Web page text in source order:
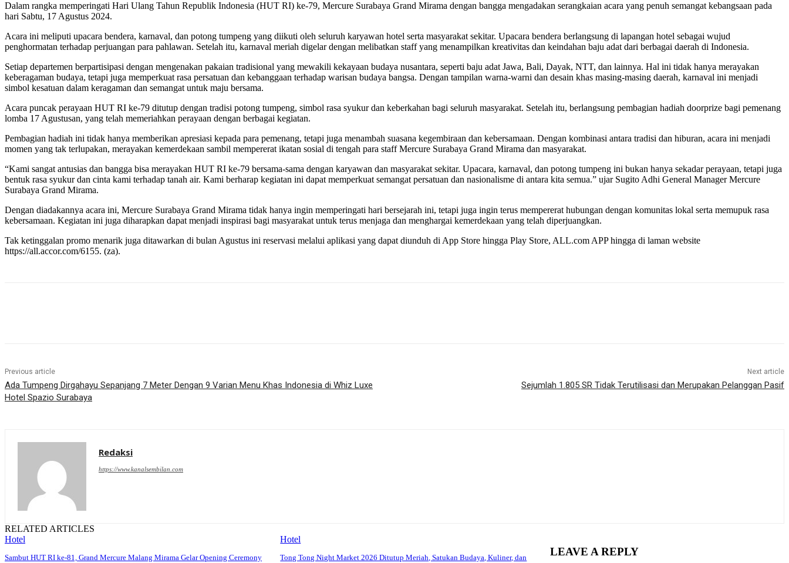
Dalam rangka memperingati Hari Ulang Tahun Republik Indonesia (HUT RI) ke-79, Mercure Surabaya Grand Mirama dengan bangga mengadakan serangkaian acara yang penuh semangat kebangsaan pada
hari Sabtu, 17 Agustus 2024.
Acara ini meliputi upacara bendera, karnaval, dan potong tumpeng yang diikuti oleh seluruh karyawan hotel serta masyarakat sekitar. Upacara bendera berlangsung di lapangan hotel sebagai wujud
penghormatan terhadap perjuangan para pahlawan. Setelah itu, karnaval meriah digelar dengan melibatkan staff yang menampilkan kreativitas dan keindahan baju adat dari berbagai daerah di Indonesia.
Setiap departemen berpartisipasi dengan mengenakan pakaian tradisional yang mewakili kekayaan budaya nusantara, seperti baju adat Jawa, Bali, Dayak, NTT, dan lainnya. Hal ini tidak hanya merayakan
keberagaman budaya, tetapi juga memperkuat rasa persatuan dan kebanggaan terhadap warisan budaya bangsa. Dengan tampilan warna-warni dan desain khas masing-masing daerah, karnaval ini menjadi
simbol kesatuan dalam keragaman dan semangat untuk maju bersama.
Acara puncak perayaan HUT RI ke-79 ditutup dengan tradisi potong tumpeng, simbol rasa syukur dan keberkahan bagi seluruh masyarakat. Setelah itu, berlangsung pembagian hadiah doorprize bagi pemenang
lomba 17 Agustusan, yang telah memeriahkan perayaan dengan berbagai kegiatan.
Pembagian hadiah ini tidak hanya memberikan apresiasi kepada para pemenang, tetapi juga menambah suasana kegembiraan dan kebersamaan. Dengan kombinasi antara tradisi dan hiburan, acara ini menjadi
momen yang tak terlupakan, merayakan kemerdekaan sambil mempererat ikatan sosial di tengah para staff Mercure Surabaya Grand Mirama dan masyarakat.
“Kami sangat antusias dan bangga bisa merayakan HUT RI ke-79 bersama-sama dengan karyawan dan masyarakat sekitar. Upacara, karnaval, dan potong tumpeng ini bukan hanya sekadar perayaan, tetapi juga
bentuk rasa syukur dan cinta kami terhadap tanah air. Kami berharap kegiatan ini dapat memperkuat semangat persatuan dan nasionalisme di antara kita semua.” ujar Sugito Adhi General Manager Mercure
Surabaya Grand Mirama.
Dengan diadakannya acara ini, Mercure Surabaya Grand Mirama tidak hanya ingin memperingati hari bersejarah ini, tetapi juga ingin terus mempererat hubungan dengan komunitas lokal serta memupuk rasa
kebersamaan. Kegiatan ini juga diharapkan dapat menjadi inspirasi bagi masyarakat untuk terus menjaga dan menghargai kemerdekaan yang telah diperjuangkan.
Tak ketinggalan promo menarik juga ditawarkan di bulan Agustus ini reservasi melalui aplikasi yang dapat diunduh di App Store hingga Play Store, ALL.com APP hingga di laman website
https://all.accor.com/6155. (za).
Previous article
Ada Tumpeng Dirgahayu Sepanjang 7 Meter Dengan 9 Varian Menu Khas Indonesia di Whiz Luxe
Hotel Spazio Surabaya
Next article
Sejumlah 1.805 SR Tidak Terutilisasi dan Merupakan Pelanggan Pasif
Redaksi
https://www.kanalsembilan.com
RELATED ARTICLES
Hotel
Sambut HUT RI ke-81, Grand Mercure Malang Mirama Gelar Opening Ceremony
Hotel
Tong Tong Night Market 2026 Ditutup Meriah, Satukan Budaya, Kuliner, dan
LEAVE A REPLY